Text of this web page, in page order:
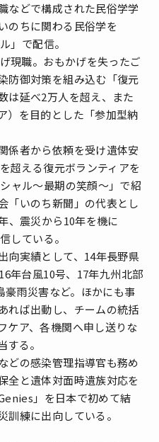
などで構成された民俗学学
のちに関わる民俗学を
」で配信。
現職。おもかげを失ったご
防御対策を組み込む「復元
は延べ2万人を超え、また
）を目的とした「参加型納
係者から依頼を受け遺体安
超える復元ボランティアを
ャル～最期の笑顔～」で紹
「いのち新聞」の代表とし
、震災から10年を機に
している。
向実績として、14年長野県
年台風10号、17年九州北部
豪雨災害など。ほかにも事
れば出動し、チームの統括
ケア、各機関へ申し送りな
る。
どの感染管理指導官も務め
全と遺体対面時遺族対応を
」を日本で初めて結
訓練に出向している。